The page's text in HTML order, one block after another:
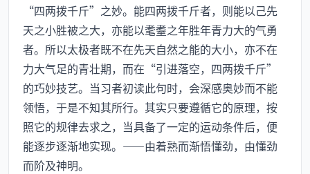
“四两拨千斤”之妙。能四两拨千斤者，则能以己先
天之小胜被之大，亦能以耄耋之年胜年青力大的气勇
者。所以太极者既不在先天自然之能的大小，亦不在
力大气足的青壮期，而在“引进落空，四两拨千斤”
的巧妙技艺。当习者初读此句时，会深感奥妙而不能
领悟，于是不知其所行。其实只要遵循它的原理，按
照它的规律去求之，当具备了一定的运动条件后，便
能逐步逐渐地实现。——由着熟而渐悟懂劲，由懂劲
而阶及神明。